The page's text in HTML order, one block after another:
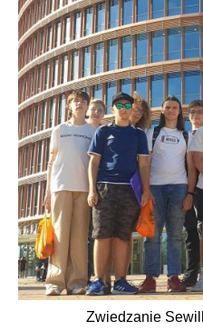
Zwiedzanie